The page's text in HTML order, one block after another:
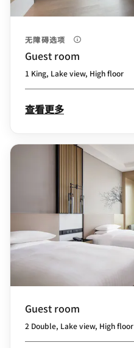
无障碍选项
Guest room
1 King, Lake view, High floor
查看更多
Guest room
2 Double, Lake view, High floor